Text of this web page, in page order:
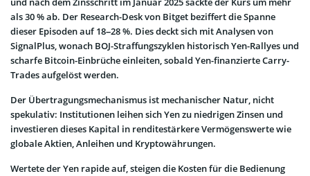
als 30 % ab. Der Research-Desk von Bitget beziffert die Spanne
dieser Episoden auf 18–28 %. Dies deckt sich mit Analysen von
SignalPlus, wonach BOJ-Straffungszyklen historisch Yen-Rallyes und
scharfe Bitcoin-Einbrüche einleiten, sobald Yen-finanzierte Carry-
Trades aufgelöst werden.
Der Übertragungsmechanismus ist mechanischer Natur, nicht
spekulativ: Institutionen leihen sich Yen zu niedrigen Zinsen und
investieren dieses Kapital in renditestärkere Vermögenswerte wie
globale Aktien, Anleihen und Kryptowährungen.
Wertete der Yen rapide auf, steigen die Kosten für die Bedienung